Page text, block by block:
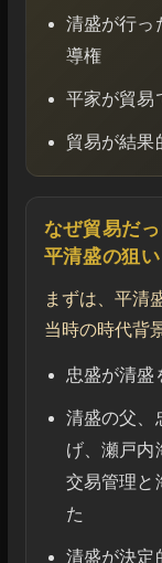
清盛が行っ
導権
平家が貿易
貿易が結果
なぜ貿易だ
平清盛の狙い
まずは、平清
当時の時代背
忠盛が清盛
清盛の父、
げ、瀬戸内
交易管理と
た
清盛が決定